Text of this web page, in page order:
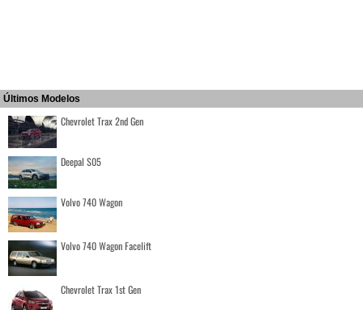
Últimos Modelos
Chevrolet Trax 2nd Gen
Deepal S05
Volvo 740 Wagon
Volvo 740 Wagon Facelift
Chevrolet Trax 1st Gen